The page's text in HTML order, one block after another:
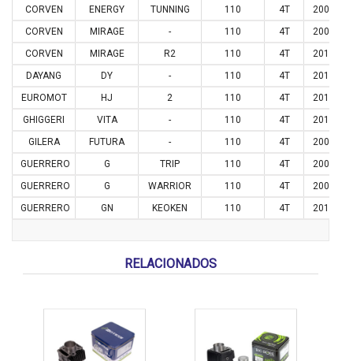
CORVEN
ENERGY TUNNING 110 4T 2006
CORVEN
MIRAGE - 110 4T 2008
CORVEN
MIRAGE R2 110 4T 2016
DAYANG
DY - 110 4T 2011
EUROMOT
HJ 2 110 4T 2014
GHIGGERI
VITA - 110 4T 2010
GILERA
FUTURA - 110 4T 2004
GUERRERO
G TRIP 110 4T 2003
GUERRERO
G WARRIOR 110 4T 2005
GUERRERO
GN KEOKEN 110 4T 2016
RELACIONADOS